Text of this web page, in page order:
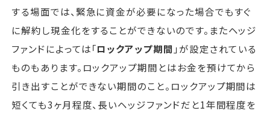
する場面では、緊急に資金が必要になった場合でもすぐ
に解約し現金化をすることができないのです。またヘッジ
ファンドによっては「ロックアップ期間 」が設定されている
ものもあります。ロックアップ期間とはお金を預けてから
引き出すことができない期間のこと。ロックアップ期間は
短くても3ヶ月程度、長いヘッジファンドだと1年間程度を